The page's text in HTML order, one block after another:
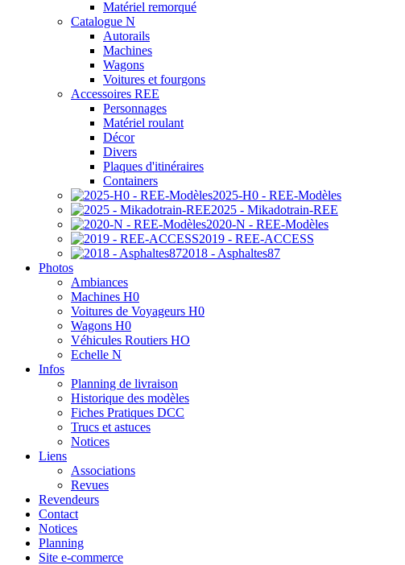
Matériel remorqué
Catalogue N
Autorails
Machines
Wagons
Voitures et fourgons
Accessoires REE
Personnages
Matériel roulant
Décor
Divers
Plaques d'itinéraires
Containers
2025-H0 - REE-Modèles
2025 - Mikadotrain-REE
2020-N - REE-Modèles
2019 - REE-ACCESS
2018 - Asphaltes87
Photos
Ambiances
Machines H0
Voitures de Voyageurs H0
Wagons H0
Véhicules Routiers HO
Echelle N
Infos
Planning de livraison
Historique des modèles
Fiches Pratiques DCC
Trucs et astuces
Notices
Liens
Associations
Revues
Revendeurs
Contact
Notices
Planning
Site e-commerce